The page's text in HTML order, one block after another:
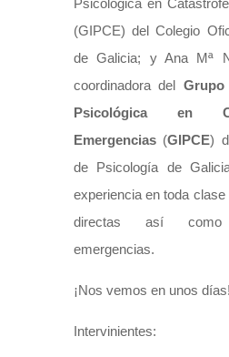
Psicológica en
(GIPCE) del Colegio
de Galicia; y Ana Mª
coordinadora del Grupo
Psicológica en
Emergencias(GIPCE)
de Psicología de
experiencia en toda
directas así
emergencias.
¡Nos vemos en unos días!
Intervinientes: